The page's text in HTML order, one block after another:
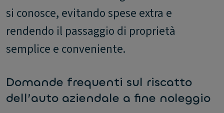
si conosce, evitando spese extra e
rendendo il passaggio di proprietà
semplice e conveniente.
Domande frequenti sul riscatto
dell’auto aziendale a fine noleggio